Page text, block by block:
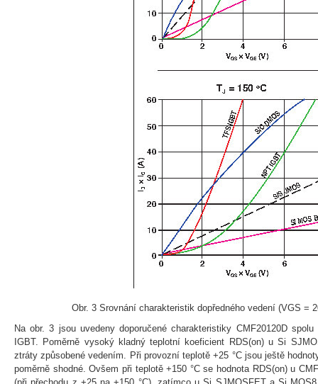
Obr. 3 Srovnání charakteristik dopředného vedení (VGS =
Na obr. 3 jsou uvedeny doporučené charakteristiky CMF20120D
IGBT. Poměrně vysoký kladný teplotní koeficient RDS(on) u Si
ztráty způsobené vedením. Při provozní teplotě +25 °C jsou ještě
poměrně shodné. Ovšem při teplotě +150 °C se hodnota RDS(on) u